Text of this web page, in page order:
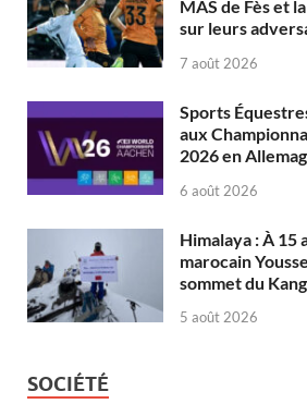
MAS de Fès et
sur leurs
7 août 2026
Sports
aux
2026 en
6 août 2026
Himalaya : À 15
marocain
sommet du
5 août 2026
SOCIÉTÉ